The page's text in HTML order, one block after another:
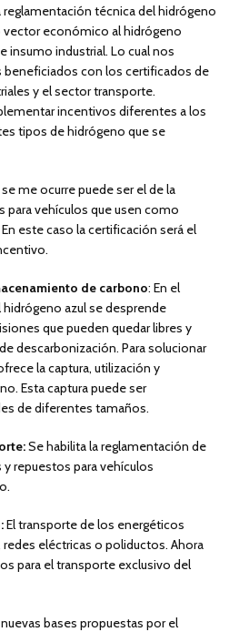
reglamentación técnica del hidrógeno
económico al hidrógeno
insumo industrial. Lo cual nos
beneficiados con los certificados de
y el sector transporte.
incentivos diferentes a los
tipos de hidrógeno que se
me ocurre puede ser el de la
para vehículos que usen como
este caso la certificación será el
de carbono: En el
azul se desprende
que pueden quedar libres y
descarbonización. Para solucionar
la captura, utilización y
Esta captura puede ser
de diferentes tamaños.
Se habilita la reglamentación de
repuestos para vehículos
El transporte de los energéticos
eléctricas o poliductos. Ahora
para el transporte exclusivo del
bases propuestas por el